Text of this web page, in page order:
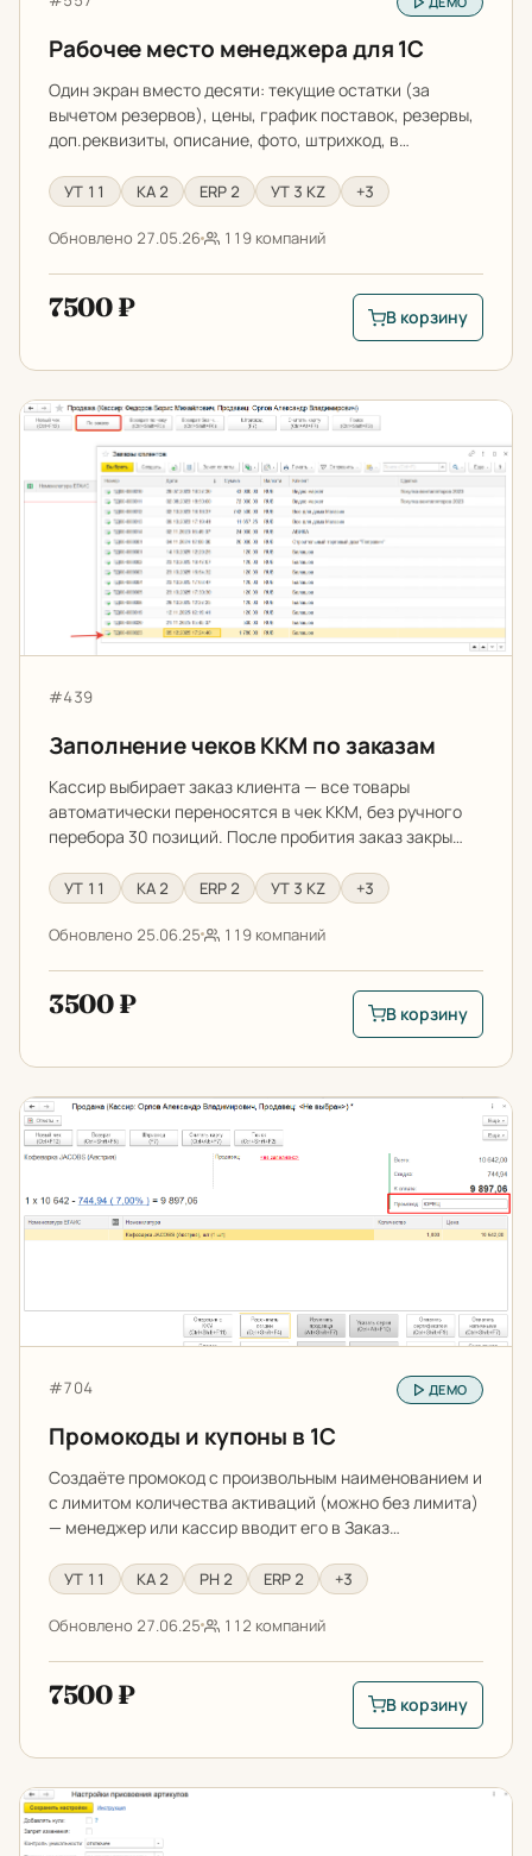
Рабочее место менеджера для 1С
Один экран вместо десяти: текущие остатки (за
вычетом резервов), цены, график поставок, резервы,
доп.реквизиты, описание, фото, штрихкод, в…
УТ 11 КА 2 ERP 2 УТ 3 KZ +3
Обновлено 27.05.26 119 компаний
7500 ₽
В корзину:
В корзину
Заполнение чеков ККМ по заказам
Артикул:
#439
Заполнение чеков ККМ по заказам
Кассир выбирает заказ клиента — все товары
автоматически переносятся в чек ККМ, без ручного
перебора 30 позиций. После пробития заказ закры…
УТ 11 КА 2 ERP 2 УТ 3 KZ +3
Обновлено 25.06.25 119 компаний
3500 ₽
В корзину:
В корзину
Промокоды и купоны в 1С
Артикул:
#704 ДЕМО
Промокоды и купоны в 1С
Создаёте промокод с произвольным наименованием и
с лимитом количества активаций (можно без лимита)
— менеджер или кассир вводит его в Заказ…
УТ 11 КА 2 РН 2 ERP 2 +3
Обновлено 27.06.25 112 компаний
7500 ₽
В корзину:
В корзину
Автозаполнение артикула в 1С